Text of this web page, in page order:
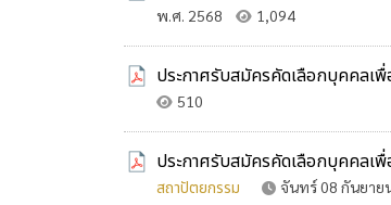
พ.ศ. 2568
1,094
ประกาศรับสมัครคัดเลือกบุคคลเ
510
ประกาศรับสมัครคัดเลือกบุคคลเ
สถาปัตยกรรม
จันทร์ 08 กันยาย